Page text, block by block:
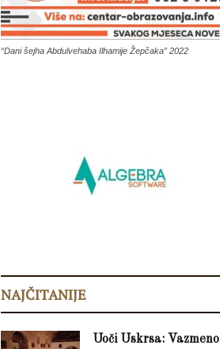
“Dani šejha Abdulvehaba Ilhamije Žepčaka” 2022
NAJČITANIJE
Uoči Uskrsa: Vazmeno